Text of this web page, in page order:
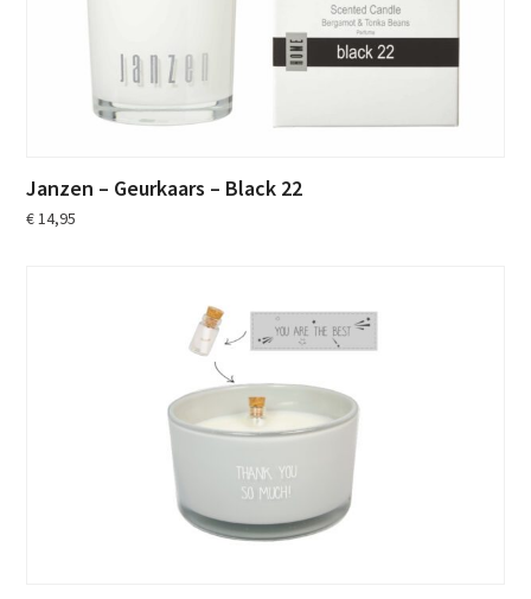
Janzen – Geurkaars – Black 22
€14,95